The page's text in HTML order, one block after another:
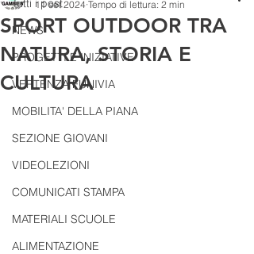
Tutti i post
NEWS
PROGETTI E INIZIATIVE
VERTENZA FUNIVIA
MOBILITA' DELLA PIANA
SEZIONE GIOVANI
VIDEOLEZIONI
COMUNICATI STAMPA
MATERIALI SCUOLE
ALIMENTAZIONE
SPORT OUTDOOR TRA
NATURA, STORIA E
CULTURA
11 set 2024 Tempo di lettura: 2 min